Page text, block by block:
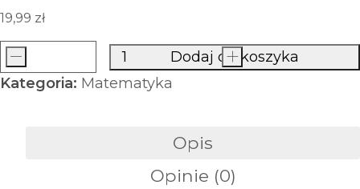
19,99 zł
ilość
Szachownica
- +
Dodaj do koszyka
Kategoria: Matematyka
Opis
Opinie (0)